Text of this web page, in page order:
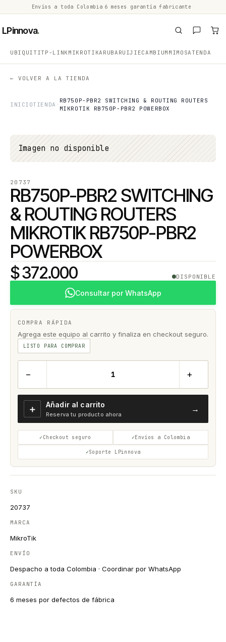
Envíos a toda Colombia 6 meses garantía fabricante
LPinnova.
UBIQUITITP-LINK MIKROTIKARUBA RUIJIECAMBIUM MIMOSATENDA
← VOLVER A LA TIENDA
INICIOTIENDA
RB750P-PBR2 SWITCHING & ROUTING ROUTERS
MIKROTIK RB750P-PBR2 POWERBOX
Imagen no disponible
20737
RB750P-PBR2 SWITCHING
& ROUTING ROUTERS
MIKROTIK RB750P-PBR2
POWERBOX
$ 372.000 DISPONIBLE
Consultar por WhatsApp
COMPRA RÁPIDA
Agrega este equipo al carrito y finaliza en checkout seguro.
LISTO PARA COMPRAR
− +
＋ Añadir al carrito
Reserva tu producto ahora
→
Checkout seguro Envíos a Colombia
Soporte LPinnova
SKU
20737
MARCA
MikroTik
ENVÍO
Despacho a toda Colombia · Coordinar por WhatsApp
GARANTÍA
6 meses por defectos de fábrica